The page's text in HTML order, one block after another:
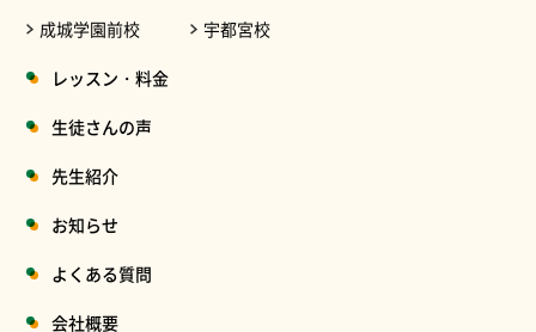
成城学園前校
宇都宮校
レッスン・料金
生徒さんの声
先生紹介
お知らせ
よくある質問
会社概要